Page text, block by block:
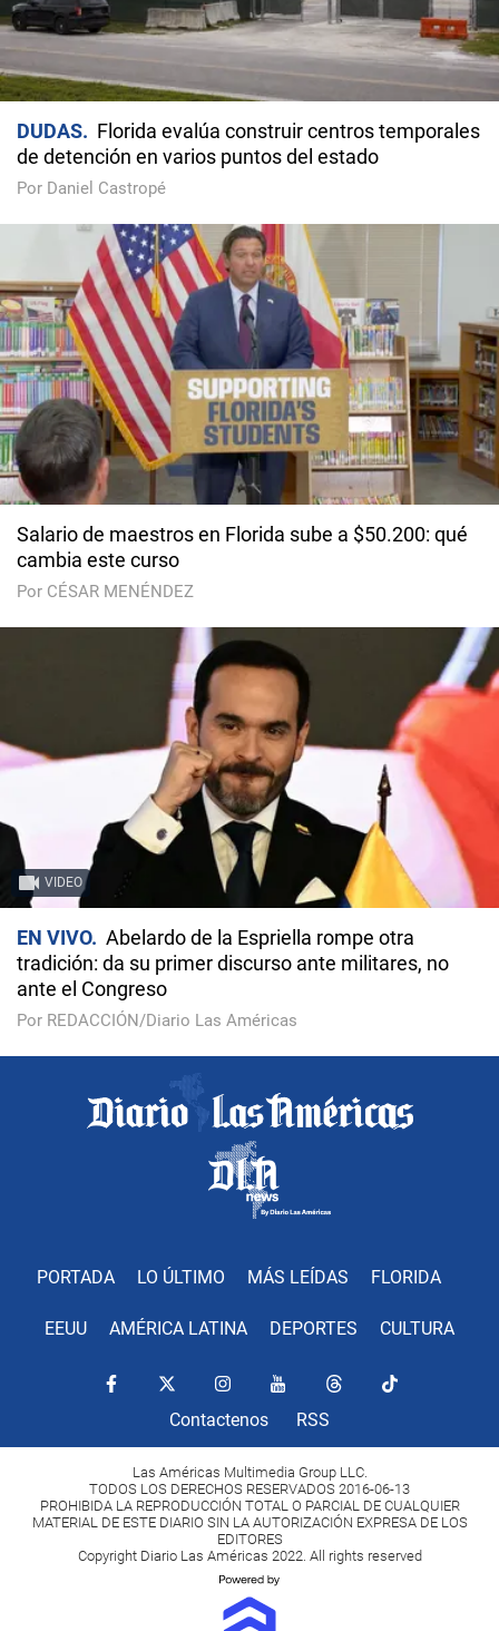
DUDAS
Florida evalúa construir centros temporales
de detención en varios puntos del estado
Por Daniel Castropé
Salario de maestros en Florida sube a $50.200: qué
cambia este curso
Por CÉSAR MENÉNDEZ
VIDEO
EN VIVO
Abelardo de la Espriella rompe otra
tradición: da su primer discurso ante militares, no
ante el Congreso
Por REDACCIÓN/Diario Las Américas
PORTADA LO ÚLTIMO MÁS LEÍDAS FLORIDA
EEUU AMÉRICA LATINA DEPORTES CULTURA
Contactenos RSS
Las Américas Multimedia Group LLC.
TODOS LOS DERECHOS RESERVADOS 2016-06-13
PROHIBIDA LA REPRODUCCIÓN TOTAL O PARCIAL DE CUALQUIER
MATERIAL DE ESTE DIARIO SIN LA AUTORIZACIÓN EXPRESA DE LOS
EDITORES
Copyright Diario Las Américas 2022. All rights reserved